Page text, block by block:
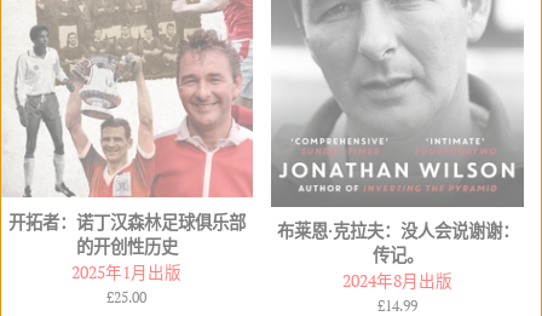
开拓者：诺丁汉森林足球俱乐部
的开创性历史
2025年1月出版
常
£25.00
布莱恩·克拉夫：没人会说谢谢：
传记。
2024年8月出版
常
£14.99